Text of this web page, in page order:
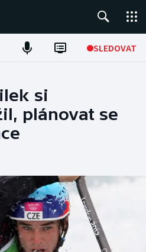
SLEDOVAT
si
plánovat se